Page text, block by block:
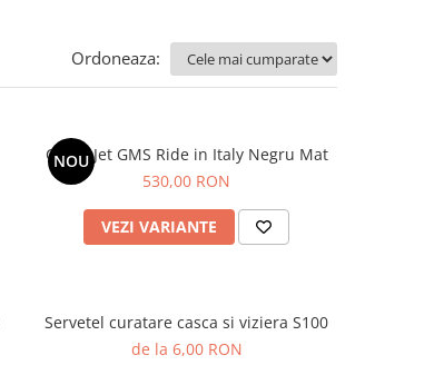
Ordoneaza:
NOU
Casca Jet GMS Ride in Italy Negru Mat
530,00 RON
VEZI VARIANTE
Servetel curatare casca si viziera S100
de la 6,00 RON